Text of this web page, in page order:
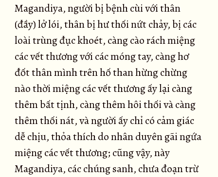
Magandiya, người bị bệnh cùi với thân
(đầy) lở lói, thân bị hư thối nứt chảy, bị các
loài trùng đục khoét, càng cào rách miệng
các vết thương với các móng tay, càng hơ
đốt thân mình trên hố than hừng chừng
nào thời miệng các vết thương ấy lại càng
thêm bất tịnh, càng thêm hôi thối và càng
thêm thối nát, và người ấy chỉ có cảm giác
dễ chịu, thỏa thích do nhân duyên gãi ngứa
miệng các vết thương; cũng vậy, này
Magandiya, các chúng sanh, chưa đoạn trừ